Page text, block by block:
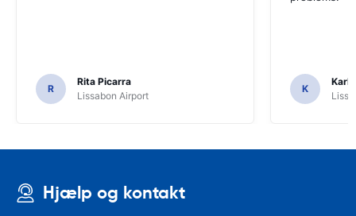
R
Rita Picarra
Lissabon Airport
K
Karl
Hjælp og kontakt